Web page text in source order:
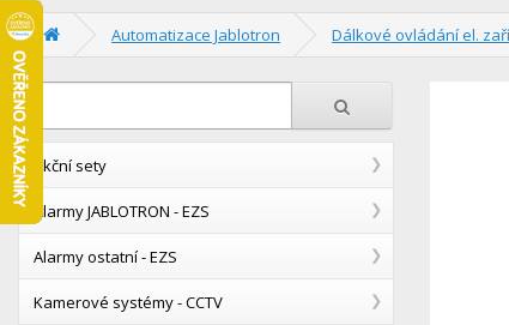
Automatizace Jablotron Dálkové ovládání el.
Akční sety
Alarmy JABLOTRON - EZS
Alarmy ostatní - EZS
Kamerové systémy - CCTV